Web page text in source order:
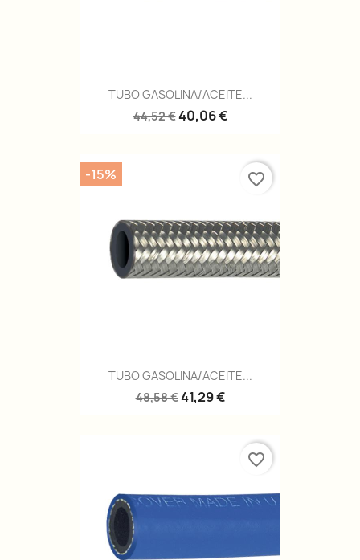
TUBO GASOLINA/ACEITE...
44,52 €40,06 €
TUBO GASOLINA/ACEITE...
48,58 €41,29 €
-15% favorite_border
favorite_border